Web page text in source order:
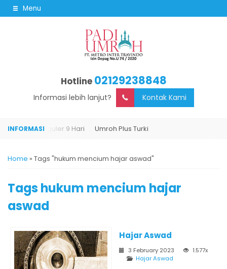
Menu
Hotline 02129238848
Informasi lebih lanjut? Kontak Kami
Umroh Reguler 9 Hari Umroh Plus Turki
Home » Tags "hukum mencium hajar aswad"
Tags hukum mencium hajar
aswad
Hajar Aswad
3 February 2023
1.577x
Hajar Aswad